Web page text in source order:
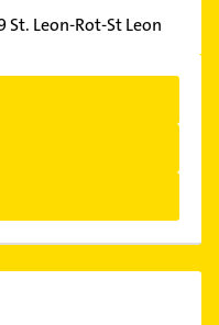
St. Leon-Rot-St Leon